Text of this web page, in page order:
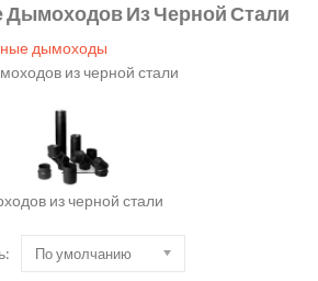
Из Черной Стали
дымоходы
из черной стали
из черной стали
По умолчанию